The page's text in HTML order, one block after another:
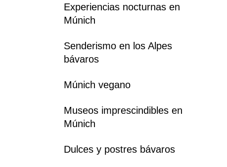
Experiencias nocturnas en
Múnich
Senderismo en los Alpes
bávaros
Múnich vegano
Museos imprescindibles en
Múnich
Dulces y postres bávaros